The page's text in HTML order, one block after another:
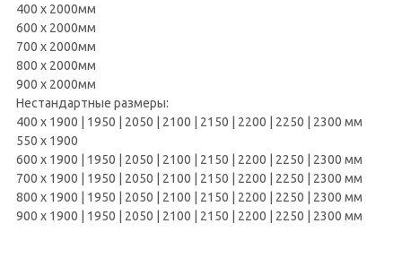
400 х 2000мм
600 х 2000мм
700 х 2000мм
800 х 2000мм
900 х 2000мм
Нестандартные размеры:
400 х 1900 | 1950 | 2050 | 2100 | 2150 | 2200 | 2250 | 2300 мм
550 х 1900
600 х 1900 | 1950 | 2050 | 2100 | 2150 | 2200 | 2250 | 2300 мм
700 х 1900 | 1950 | 2050 | 2100 | 2150 | 2200 | 2250 | 2300 мм
800 х 1900 | 1950 | 2050 | 2100 | 2150 | 2200 | 2250 | 2300 мм
900 х 1900 | 1950 | 2050 | 2100 | 2150 | 2200 | 2250 | 2300 мм